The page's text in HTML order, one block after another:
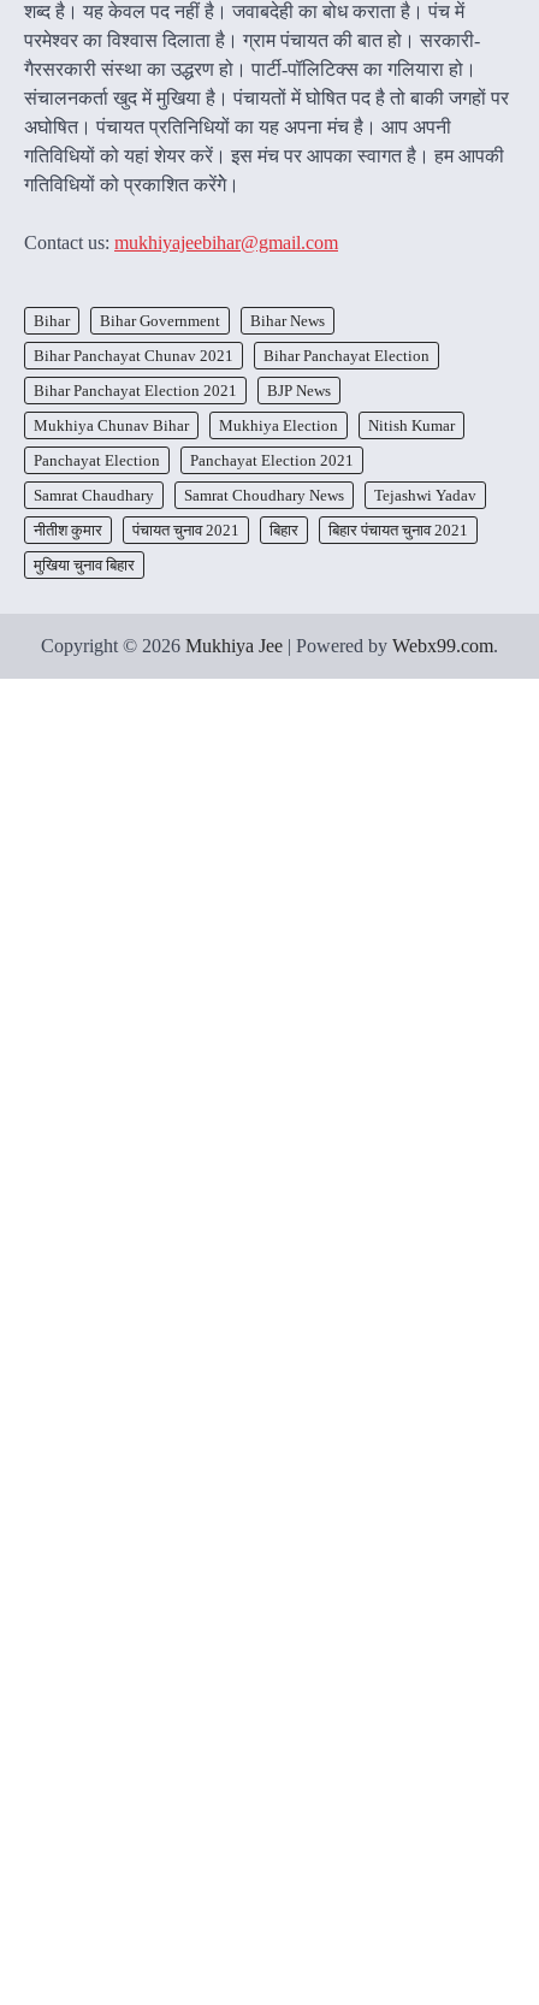
शब्द है। यह केवल पद नहीं है। जवाबदेही का बोध कराता है। पंच में
परमेश्वर का विश्वास दिलाता है। ग्राम पंचायत की बात हो। सरकारी-
गैरसरकारी संस्था का उद्धरण हो। पार्टी-पॉलिटिक्स का गलियारा हो।
संचालनकर्ता खुद में मुखिया है। पंचायतों में घोषित पद है तो बाकी जगहों पर
अघोषित। पंचायत प्रतिनिधियों का यह अपना मंच है। आप अपनी
गतिविधियों को यहां शेयर करें। इस मंच पर आपका स्वागत है। हम आपकी
गतिविधियों को प्रकाशित करेंगेे।
Contact us: mukhiyajeebihar@gmail.com
Bihar Bihar Government
Bihar News
Bihar Panchayat Chunav 2021
Bihar Panchayat Election
Bihar Panchayat Election 2021
BJP News
Mukhiya Chunav Bihar
Mukhiya Election
Nitish Kumar
Panchayat Election
Panchayat Election 2021
Samrat Chaudhary
Samrat Choudhary News
Tejashwi Yadav
नीतीश कुमार
पंचायत चुनाव 2021 बिहार
बिहार पंचायत चुनाव 2021
मुखिया चुनाव बिहार
Copyright © 2026 Mukhiya Jee | Powered by Webx99.com.